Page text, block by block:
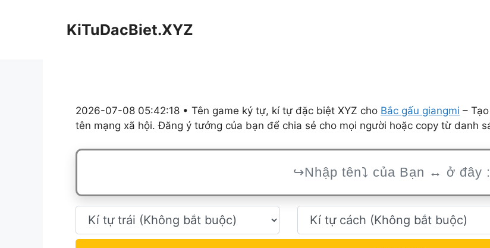
KiTuDacBiet.XYZ
2026-07-08 05:42:18 • Tên game ký tự, kí tự đặc biệt XYZ cho Bắc gấu giangmi –
tên mạng xã hội. Đăng ý tưởng của bạn để chia sẻ cho mọi người hoặc copy từ danh